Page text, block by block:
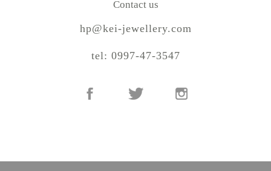
Contact us
hp@kei-jewellery.com
tel: 0997-47-3547